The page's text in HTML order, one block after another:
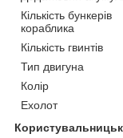
Кількість бункерів
кораблика
Кількість гвинтів
Тип двигуна
Колір
Ехолот